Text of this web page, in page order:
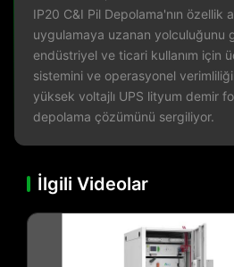
IP20 C&I Pil Depolama'nın özellik
uygulamaya uzanan yolculuğunu
endüstriyel ve ticari kullanım için
sistemini ve operasyonel
yüksek voltajlı UPS lityum demir
depolama çözümünü sergiliyor.
İlgili Videolar